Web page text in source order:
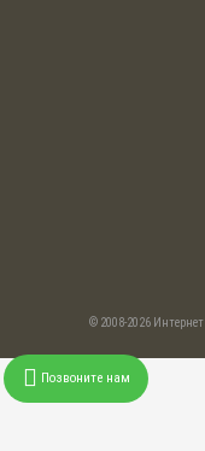
© 2008-2026
Позвоните нам